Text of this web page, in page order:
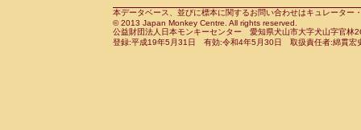
CercopithecidaePapio anubis(0)
CercopithecidaePapio cynocephalus
CercopithecidaePapio hamadryas(0)
CebidaeSaguinus leucopus(0)
CebidaeSaguinus midas(0)
Cebidae Saguinus mystax(0)
本データベース、並びに標本に関するお問い合わせはキュレータ
© 2013 Japan Monkey Centre. All rights reserved.
公益財団法人日本モンキーセンター 愛知県犬山市大字犬山字官
登録:平成19年5月31日 有効:令和4年5月30日 取扱責任者:綿貫宏